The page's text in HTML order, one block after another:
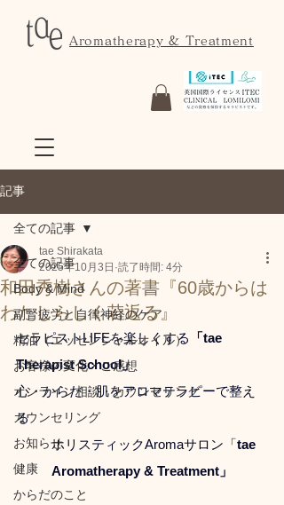
Aromatherapy & Treatment
記事
全ての記事
Body & Mind
副腎疲労と自律神経のケア
精油（エッセンシャルオイル）
お客様の変化・ご感想
オンライン相談・カウンセリング
カウンセリング
お知らせ
健康
からだのこと
全ての記事
和田秀樹さんの著書『60歳からは
わたしらしく若返る』
tae Shirakata
2025年10月3日 読了時間: 4分
セラピストLIFEを楽しくする
「tae
Therapist School」
心・からだ・肌をアロマテラピーで整え
る
ホリスティックAromaサロン「tae
Aromatherapy & Treatment」